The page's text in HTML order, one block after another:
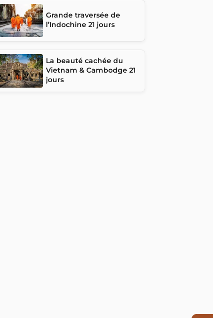
Grande traversée de
l’Indochine 21 jours
La beauté cachée du
Vietnam & Cambodge 21
jours